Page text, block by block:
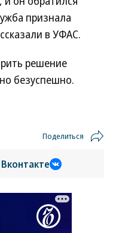
признала
в УФАС.
решение
безуспешно.
Поделиться
Вконтакте